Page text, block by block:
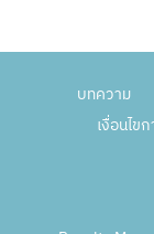
บทความ
เงื่อนไข